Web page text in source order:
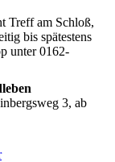
Treff am Schloß,
bis spätestens
unter 0162-
3, ab